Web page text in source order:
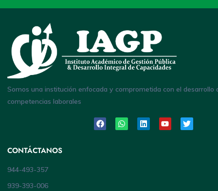
Somos una institución enfocada y comprometida con el desarrollo
competencias laborales
CONTÁCTANOS
944-493-357
939-393-006